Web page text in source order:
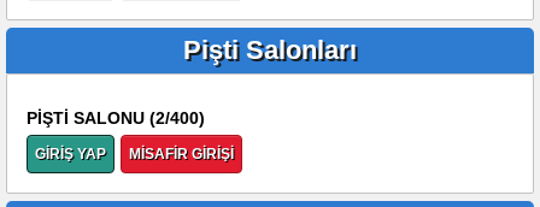
Pişti Salonları
PİŞTİ SALONU (2/400)
GİRİŞ YAP MİSAFİR GİRİŞİ